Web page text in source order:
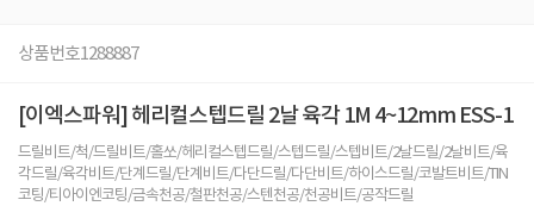
상품번호1288887
[이엑스파워] 헤리컬스텝드릴 2날 육각 1M 4~12mm ESS-1
드릴비트/척/드릴비트/홀쏘/헤리컬스텝드릴/스텝드릴/스텝비트/2날드릴/2날비트/육
각드릴/육각비트/단계드릴/단계비트/다단드릴/다단비트/하이스드릴/코발트비트/TIN
코팅/티아이엔코팅/금속천공/철판천공/스텐천공/천공비트/공작드릴